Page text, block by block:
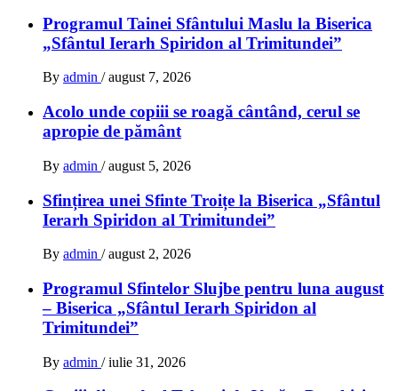
Programul Tainei Sfântului Maslu la Biserica
„Sfântul Ierarh Spiridon al Trimitundei”
By admin / august 7, 2026
Acolo unde copiii se roagă cântând, cerul se
apropie de pământ
By admin / august 5, 2026
Sfințirea unei Sfinte Troițe la Biserica „Sfântul
Ierarh Spiridon al Trimitundei”
By admin / august 2, 2026
Programul Sfintelor Slujbe pentru luna august
– Biserica „Sfântul Ierarh Spiridon al
Trimitundei”
By admin / iulie 31, 2026